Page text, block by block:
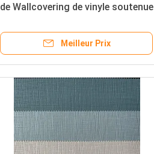
de Wallcovering de vinyle soutenue
Meilleur Prix